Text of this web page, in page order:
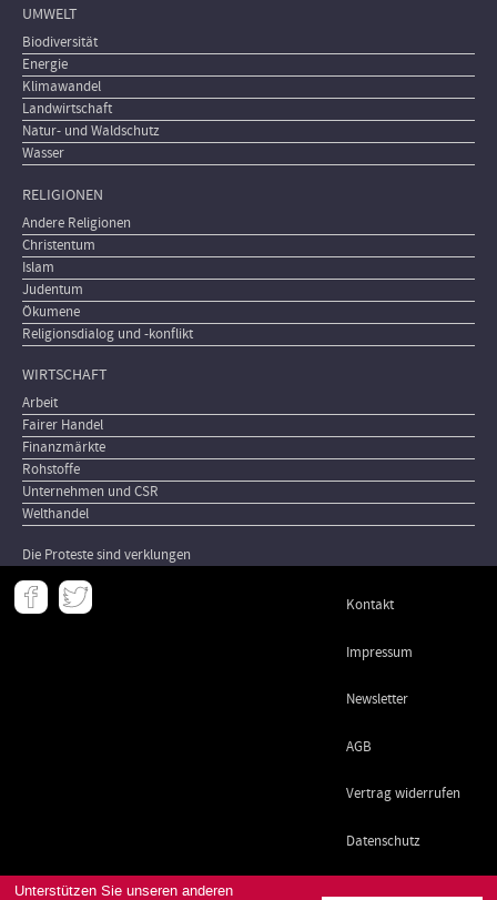
Unterstützen Sie unseren anderen
UMWELT
Biodiversität
Energie
Klimawandel
Landwirtschaft
Natur- und Waldschutz
Wasser
RELIGIONEN
Andere Religionen
Christentum
Islam
Judentum
Ökumene
Religionsdialog und -konflikt
WIRTSCHAFT
Arbeit
Fairer Handel
Finanzmärkte
Rohstoffe
Unternehmen und CSR
Welthandel
Die Proteste sind verklungen
Meta
- Kontakt
Impressum
Newsletter
AGB
Vertrag widerrufen
Datenschutz